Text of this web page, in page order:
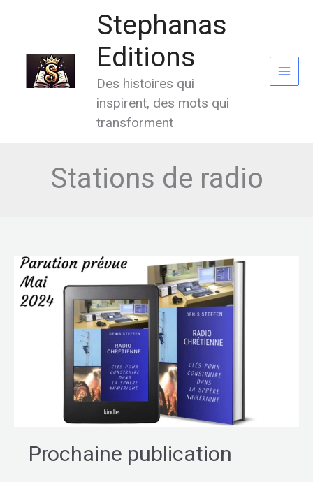
Stephanas
Editions
Des histoires qui
inspirent, des mots qui
transforment
Stations de radio
Prochaine publication
Prochaine
publication